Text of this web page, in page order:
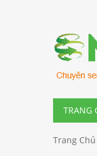
TRANG
Trang Chủ